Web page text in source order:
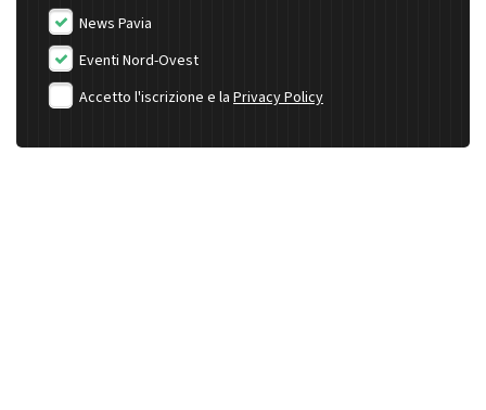
News Pavia
Eventi Nord-Ovest
Accetto l'iscrizione e la Privacy Policy